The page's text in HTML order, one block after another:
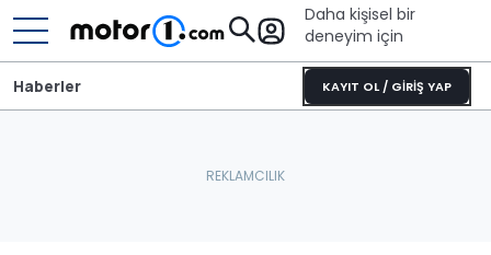
Daha kişisel bir
deneyim için
KAYIT OL / GİRİŞ YAP
Haberler